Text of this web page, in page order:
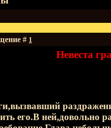
# 1
Невеста
его.В ней,довольно